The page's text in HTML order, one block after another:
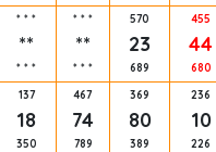
* * *
**
* * *
* * *
**
* * *
570
23
689
455
44
680
137
18
350
467
74
789
369
80
389
236
10
226